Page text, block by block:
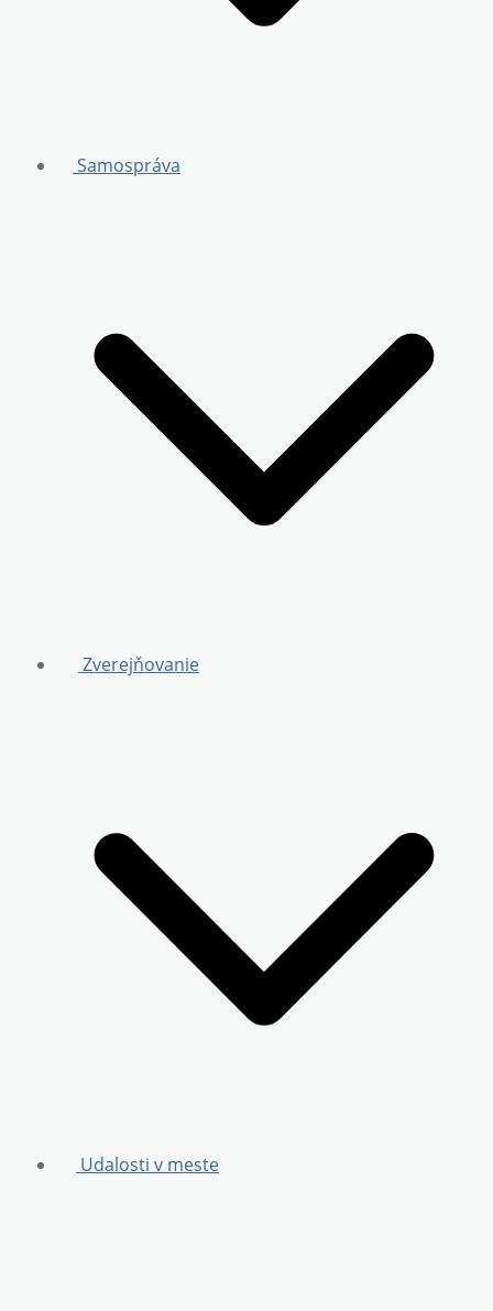
Samospráva
Zverejňovanie
Udalosti v meste